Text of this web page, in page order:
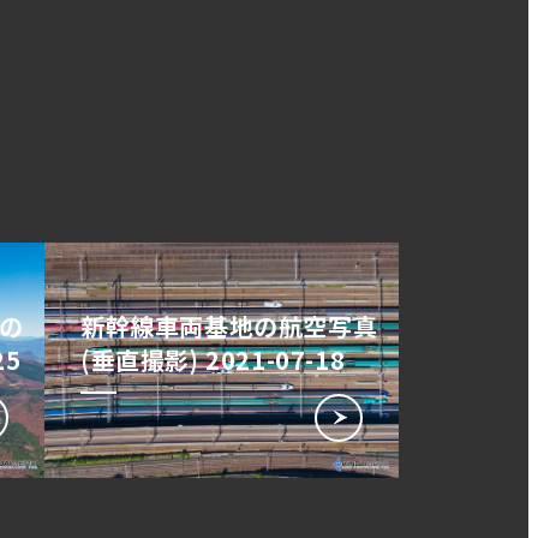
新幹線車両基地の航空写真
(垂直撮影) 2021-07-18